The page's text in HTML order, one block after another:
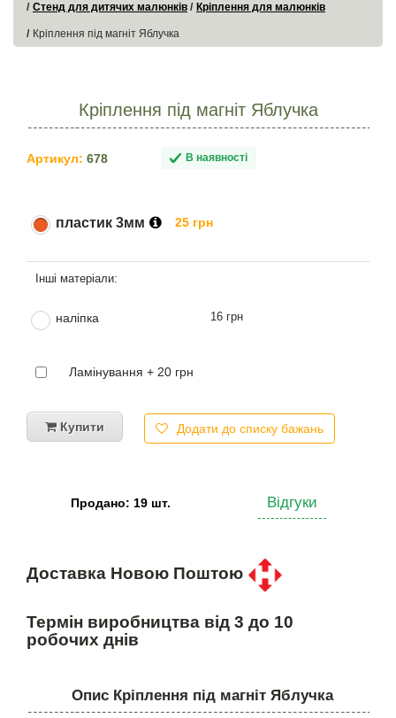
Стенд для дитячих малюнків Кріплення для малюнків
Кріплення під магніт Яблучка
Кріплення під магніт Яблучка
Артикул: 678 В наявності
пластик 3мм 25 грн
наліпка 16 грн
Ламінування + 20 грн
Купити Додати до списку бажань
Продано: 19 шт. Відгуки
Доставка Новою Поштою
Термін виробництва від 3 до 10
робочих днів
Опис Кріплення під магніт Яблучка